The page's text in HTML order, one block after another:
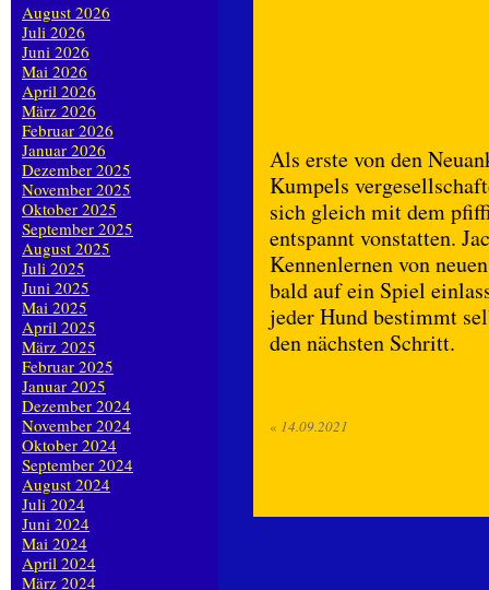
Als erste von den
Kumpels
sich gleich mit dem
entspannt vonstatten.
Kennenlernen von
bald auf ein Spiel
jeder Hund bestimmt
den nächsten Schritt.
« 14.09.2021
August 2026
Juli 2026
Juni 2026
Mai 2026
April 2026
März 2026
Februar 2026
Januar 2026
Dezember 2025
November 2025
Oktober 2025
September 2025
August 2025
Juli 2025
Juni 2025
Mai 2025
April 2025
März 2025
Februar 2025
Januar 2025
Dezember 2024
November 2024
Oktober 2024
September 2024
August 2024
Juli 2024
Juni 2024
Mai 2024
April 2024
März 2024